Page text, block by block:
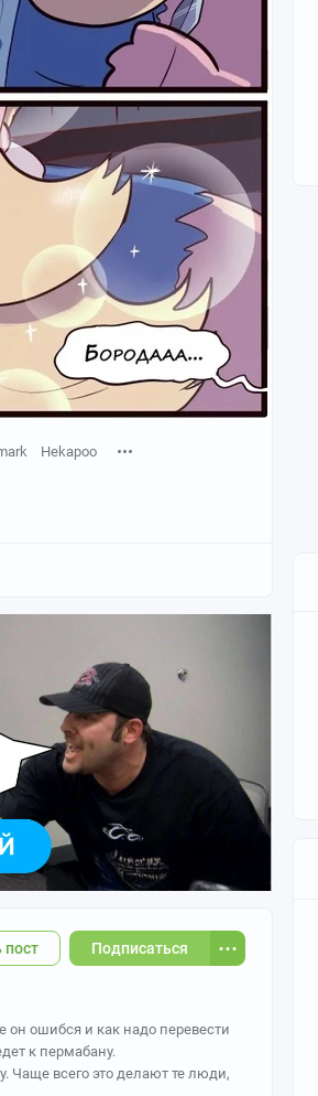
Hekapoo
Подписаться
пост
он ошибся и как надо перевести
к пермабану.
Чаще всего это делают те люди,